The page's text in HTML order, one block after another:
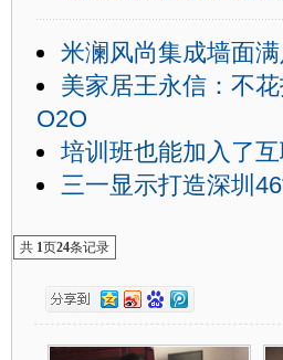
米澜风尚集成墙面
美家居王永信：不
O2O
培训班也能加入了互
三一显示打造深圳
共 1页24条记录